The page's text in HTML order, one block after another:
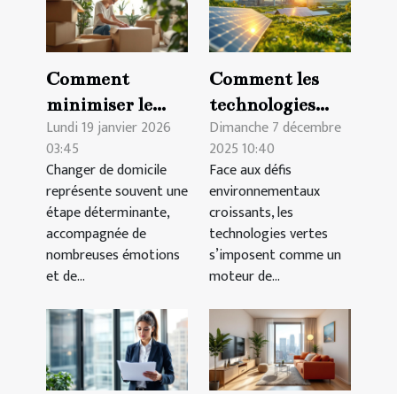
Comment
minimiser le
stress lors d'un
changement de
domicile ?
Lundi 19 janvier 2026
03:45
Changer de domicile
représente souvent une
étape déterminante,
accompagnée de
nombreuses émotions
et de...
Comment les
technologies
vertes
transforment-
elles les
industries
traditionnelles ?
Dimanche 7 décembre
2025 10:40
Face aux défis
environnementaux
croissants, les
technologies vertes
s’imposent comme un
moteur de...